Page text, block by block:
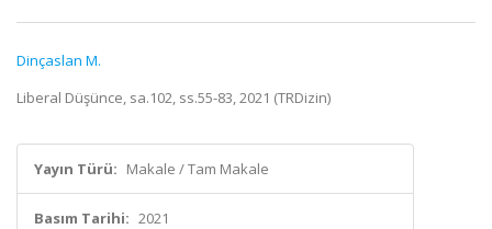
Dinçaslan M.
Liberal Düşünce, sa.102, ss.55-83, 2021 (TRDizin)
Yayın Türü: Makale / Tam Makale
Basım Tarihi: 2021